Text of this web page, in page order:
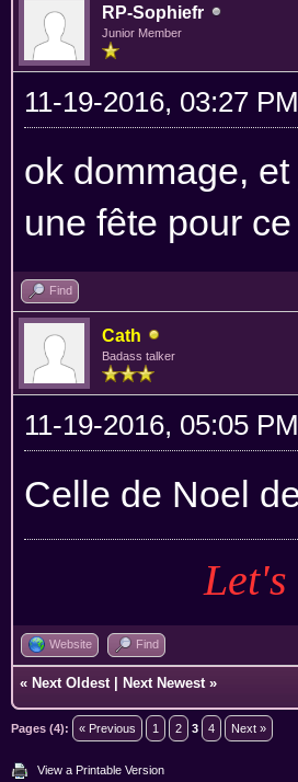
RP-Sophiefr
Junior Member
11-19-2016, 03:27 PM
ok dommage,
une fête pour
Find
Cath
Badass talker
11-19-2016, 05:05 PM
Celle de Noel
Website Find
« Next Oldest Next Newest »
Pages (4): « Previous 1 2 3 4 Next »
View a Printable Version